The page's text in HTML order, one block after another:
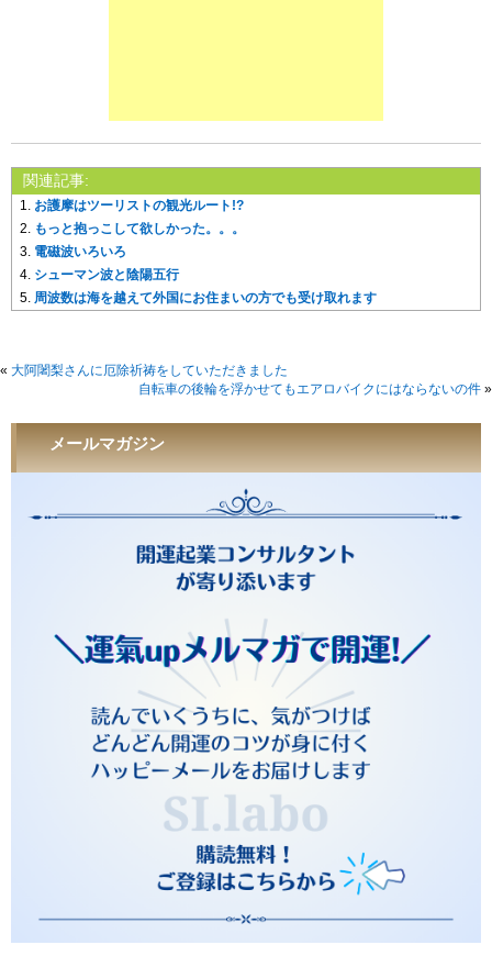
関連記事:
お護摩はツーリストの観光ルート!?
もっと抱っこして欲しかった。。。
電磁波いろいろ
シューマン波と陰陽五行
周波数は海を越えて外国にお住まいの方でも受け取れます
« 大阿闍梨さんに厄除祈祷をしていただきました
自転車の後輪を浮かせてもエアロバイクにはならないの件 »
メールマガジン